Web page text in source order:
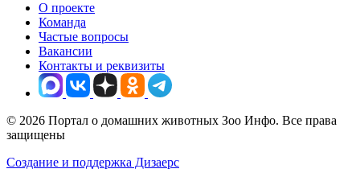
О проекте
Команда
Частые вопросы
Вакансии
Контакты и реквизиты
© 2026 Портал о домашних животных Зоо Инфо. Все права
защищены
Создание и поддержка Дизаерс